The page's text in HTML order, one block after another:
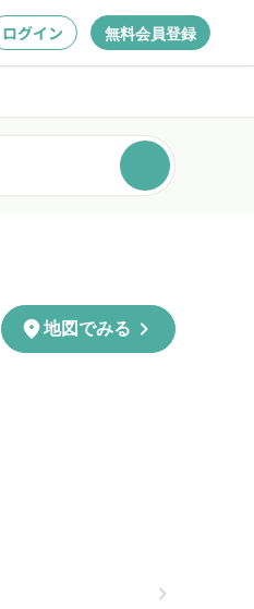
ログイン 無料会員登録
location_on地図でみる chevron_right
chevron_right